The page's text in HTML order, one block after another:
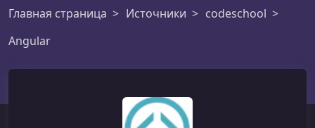
Главная страница Источники
codeschool
Angular